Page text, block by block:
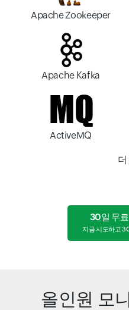
Apache Zookeeper
Apache Kafka
ActiveMQ
더
30일 무
지금 시도하고
올인원 모